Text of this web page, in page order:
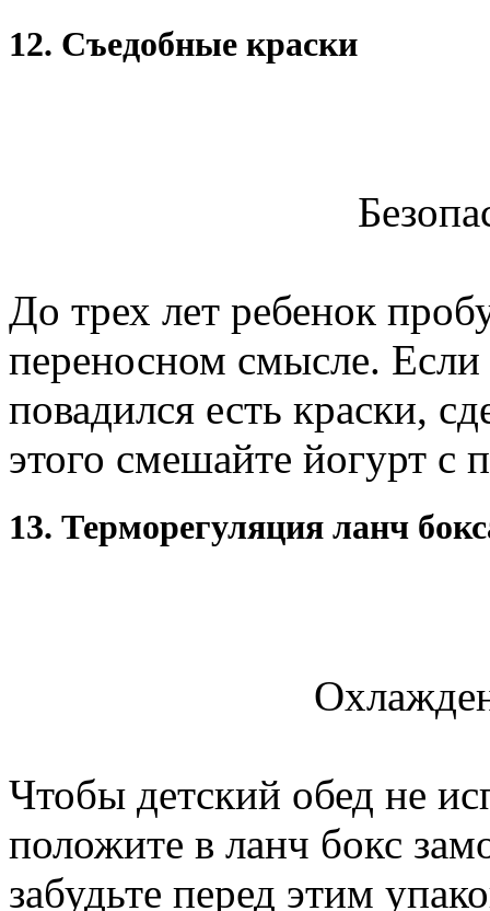
12. Съедобные краски
До трех лет ребенок
переносном смысле.
повадился есть краски,
этого смешайте йогурт с
13. Терморегуляция ланч
Чтобы детский обед не
положите в ланч бокс
забудьте перед этим